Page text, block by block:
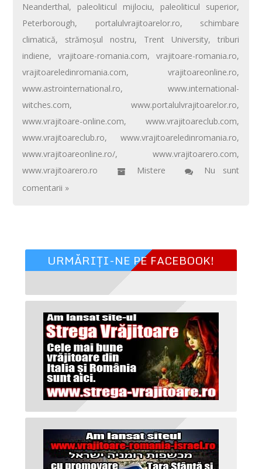
Neanderthal, paleoliticul mijlociu, paleoliticul superior,
Peterborough, portalulvrajitoarelor.ro, schimbare
climatică, strămoşul nostru, Trent University,triburi
indiene,vrajitoare-romania.com,vrajitoare-romania.ro,
vrajitoareledinromania.com,vrajitoareonline.ro,
www.astrointernational.ro,www.international-
witches.com,www.portalulvrajitoarelor.ro,
www.vrajitoare-online.com,www.vrajitoareclub.com,
www.vrajitoareclub.ro,www.vrajitoareledinromania.ro,
www.vrajitoareonline.ro/,www.vrajitoarero.com,
www.vrajitoarero.ro
Mistere
Nu sunt
comentarii »
URMĂRIȚI-NE PE FACEBOOK!